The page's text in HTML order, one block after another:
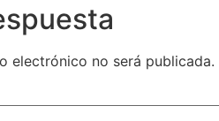
electrónico no será publicada.